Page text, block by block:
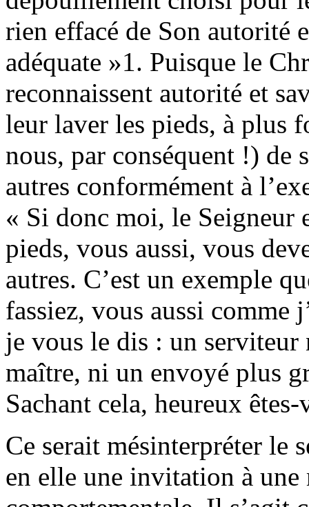
rien effacé de Son autorité
adéquate »1. Puisque le
reconnaissent autorité et
leur laver les pieds, à plus
nous, par conséquent !) de
autres conformément à
« Si donc moi, le Seigneur
pieds, vous aussi, vous
autres. C’est un exemple
fassiez, vous aussi comme
je vous le dis : un serviteur
maître, ni un envoyé plus
Sachant cela, heureux
Ce serait mésinterpréter le
en elle une invitation à